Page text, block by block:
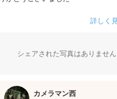
詳しく
シェアされた写真はありません
カメラマン西